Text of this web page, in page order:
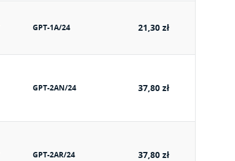
GPT-1A/24 21,30 zł
GPT-2AN/24 37,80 zł
GPT-2AR/24 37,80 zł